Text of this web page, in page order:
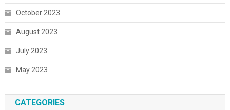
October 2023
August 2023
July 2023
May 2023
CATEGORIES